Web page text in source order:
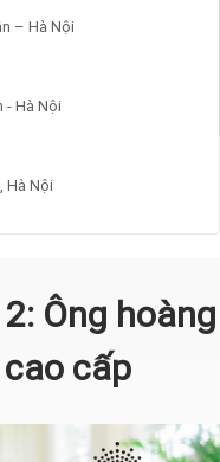
– Hà Nội
- Hà Nội
Hà Nội
Ông hoàng
cấp